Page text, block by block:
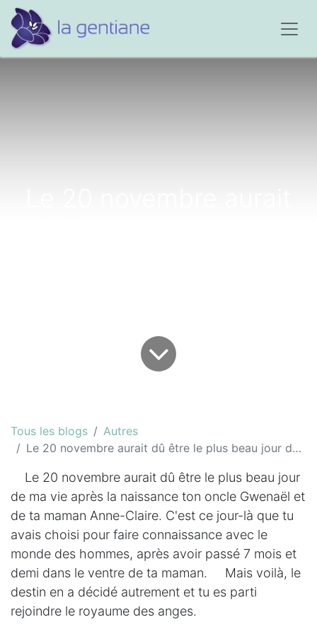
Tous les blogs
Autres
Le 20 novembre aurait dû être le plus beau jour de ma vie...
Le 20 novembre aurait dû être le plus beau jour
de ma vie après la naissance ton oncle Gwenaël et
de ta maman Anne-Claire. C'est ce jour-là que tu
avais choisi pour faire connaissance avec le
monde des hommes, après avoir passé 7 mois et
demi dans le ventre de ta maman. Mais voilà, le
destin en a décidé autrement et tu es parti
rejoindre le royaume des anges.